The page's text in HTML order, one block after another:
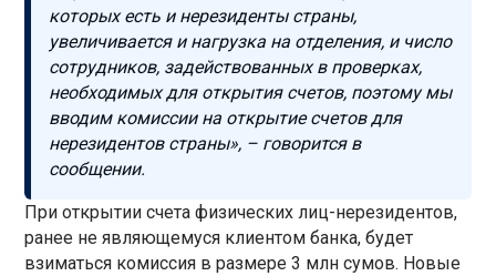
которых есть и нерезиденты страны,
увеличивается и нагрузка на отделения, и число
сотрудников, задействованных в проверках,
необходимых для открытия счетов, поэтому мы
вводим комиссии на открытие счетов для
нерезидентов страны», – говорится в
сообщении.
При открытии счета физических лиц-нерезидентов,
ранее не являющемуся клиентом банка, будет
взиматься комиссия в размере 3 млн сумов. Новые